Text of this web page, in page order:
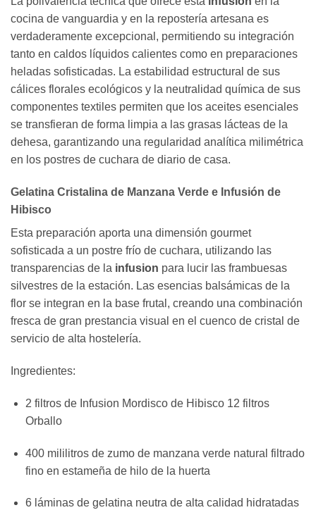
cocina de vanguardia y en la repostería artesana es
verdaderamente excepcional, permitiendo su integración
tanto en caldos líquidos calientes como en preparaciones
heladas sofisticadas. La estabilidad estructural de sus
cálices florales ecológicos y la neutralidad química de sus
componentes textiles permiten que los aceites esenciales
se transfieran de forma limpia a las grasas lácteas de la
dehesa, garantizando una regularidad analítica milimétrica
en los postres de cuchara de diario de casa.
Gelatina Cristalina de Manzana Verde e Infusión de
Hibisco
Esta preparación aporta una dimensión gourmet
sofisticada a un postre frío de cuchara, utilizando las
transparencias de la infusion para lucir las frambuesas
silvestres de la estación. Las esencias balsámicas de la
flor se integran en la base frutal, creando una combinación
fresca de gran prestancia visual en el cuenco de cristal de
servicio de alta hostelería.
Ingredientes:
2 filtros de Infusion Mordisco de Hibisco 12 filtros
Orballo
400 mililitros de zumo de manzana verde natural filtrado
fino en estameña de hilo de la huerta
6 láminas de gelatina neutra de alta calidad hidratadas